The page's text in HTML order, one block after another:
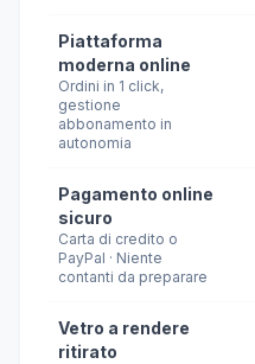
Piattaforma
moderna online
Ordini in 1 click,
gestione
abbonamento in
autonomia
Pagamento online
sicuro
Carta di credito o
PayPal · Niente
contanti da preparare
Vetro a rendere
ritirato